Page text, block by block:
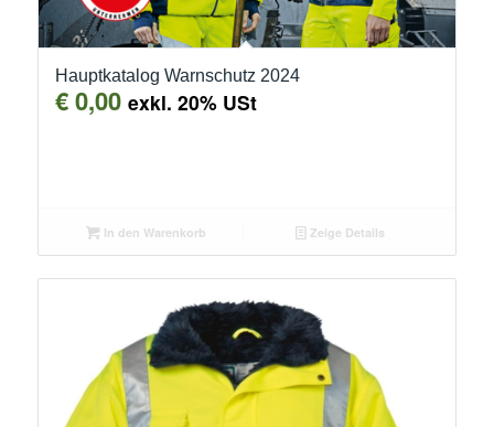
Hauptkatalog Warnschutz 2024
€0,00 exkl. 20% USt
In den Warenkorb Zeige Details